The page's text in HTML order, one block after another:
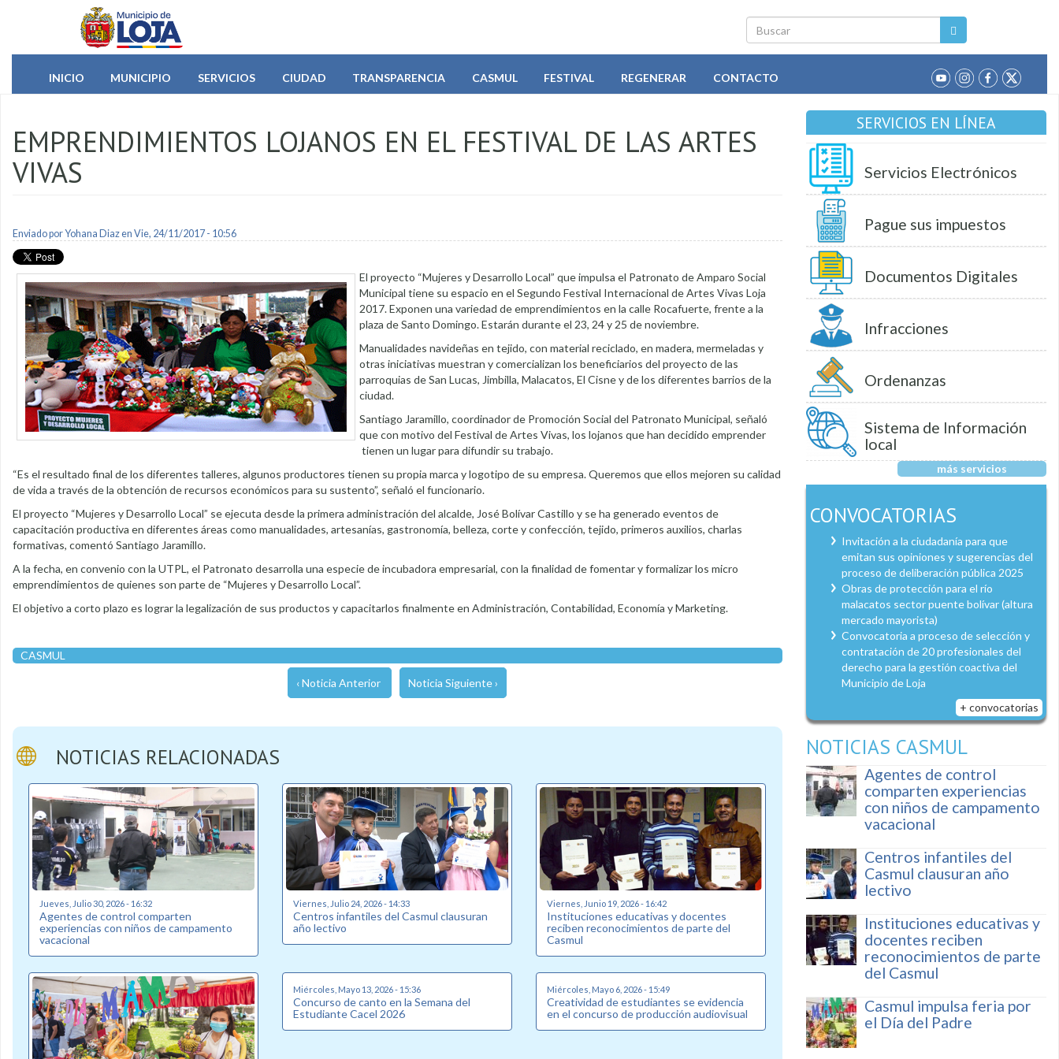
Pasar al contenido principal
Buscar
INICIO
MUNICIPIO SERVICIOS CIUDAD TRANSPARENCIA CASMUL FESTIVAL REGENERAR CONTACTO
EMPRENDIMIENTOS LOJANOS EN EL FESTIVAL DE LAS ARTES
VIVAS
Enviado porYohana Diazen Vie, 24/11/2017 - 10:56
El proyecto “Mujeres y Desarrollo Local” que impulsa el Patronato de Amparo Social
Municipal tiene su espacio en el Segundo Festival Internacional de Artes Vivas Loja
2017. Exponen una variedad de emprendimientos en la calle Rocafuerte, frente a la
plaza de Santo Domingo. Estarán durante el 23, 24 y 25 de noviembre.
Manualidades navideñas en tejido, con material reciclado, en madera, mermeladas y
otras iniciativas muestran y comercializan los beneficiarios del proyecto de las
parroquias de San Lucas, Jimbilla, Malacatos, El Cisne y de los diferentes barrios de la
ciudad.
Santiago Jaramillo, coordinador de Promoción Social del Patronato Municipal, señaló
que con motivo del Festival de Artes Vivas, los lojanos que han decidido emprender
tienen un lugar para difundir su trabajo.
“Es el resultado final de los diferentes talleres, algunos productores tienen su propia marca y logotipo de su empresa. Queremos que ellos mejoren su calidad
de vida a través de la obtención de recursos económicos para su sustento”, señaló el funcionario.
El proyecto “Mujeres y Desarrollo Local” se ejecuta desde la primera administración del alcalde, José Bolívar Castillo y se ha generado eventos de
capacitación productiva en diferentes áreas como manualidades, artesanías, gastronomía, belleza, corte y confección, tejido, primeros auxilios, charlas
formativas, comentó Santiago Jaramillo.
A la fecha, en convenio con la UTPL, el Patronato desarrolla una especie de incubadora empresarial, con la finalidad de fomentar y formalizar los micro
emprendimientos de quienes son parte de “Mujeres y Desarrollo Local”.
El objetivo a corto plazo es lograr la legalización de sus productos y capacitarlos finalmente en Administración, Contabilidad, Economía y Marketing.
CASMUL
‹ Noticia Anterior Noticia Siguiente ›
NOTICIAS RELACIONADAS
Jueves, Julio 30, 2026 - 16:32
Agentes de control comparten
experiencias con niños de campamento
vacacional
Viernes, Julio 24, 2026 - 14:33
Centros infantiles del Casmul clausuran
año lectivo
Viernes, Junio 19, 2026 - 16:42
Instituciones educativas y docentes
reciben reconocimientos de parte del
Casmul
Miércoles, Mayo 13, 2026 - 15:36
Concurso de canto en la Semana del
Estudiante Cacel 2026
Miércoles, Mayo 6, 2026 - 15:49
Creatividad de estudiantes se evidencia
en el concurso de producción audiovisual
SERVICIOS EN LÍNEA
Servicios Electrónicos
Pague sus impuestos
Documentos Digitales
Infracciones
Ordenanzas
Sistema de Información
local
más servicios
CONVOCATORIAS
Invitación a la ciudadanía para que
emitan sus opiniones y sugerencias del
proceso de deliberación pública 2025
Obras de protección para el río
malacatos sector puente bolívar (altura
mercado mayorista)
Convocatoria a proceso de selección y
contratación de 20 profesionales del
derecho para la gestión coactiva del
Municipio de Loja
+ convocatorias
NOTICIAS CASMUL
Agentes de control
comparten experiencias
con niños de campamento
vacacional
Centros infantiles del
Casmul clausuran año
lectivo
Instituciones educativas y
docentes reciben
reconocimientos de parte
del Casmul
Casmul impulsa feria por
el Día del Padre